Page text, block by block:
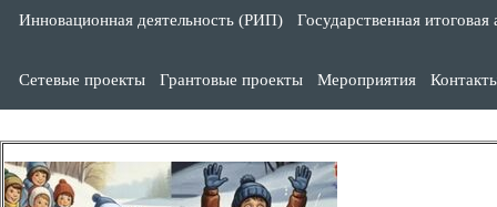
Инновационная деятельность (РИП) Государственная итоговая
Сетевые проекты Грантовые проекты Мероприятия